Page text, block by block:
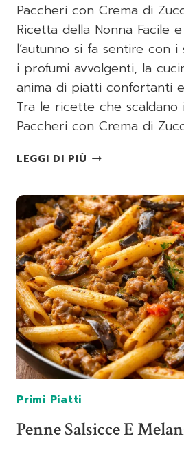
Paccheri con Crema di
Ricetta della Nonna Facile
l’autunno si fa sentire con
i profumi avvolgenti, la
anima di piatti confortanti
Tra le ricette che scaldano
Paccheri con Crema di
LEGGI DI PIÙ PACCHERI
DI
ZUCCA
E
SPECK
Primi Piatti
Penne Salsicce E